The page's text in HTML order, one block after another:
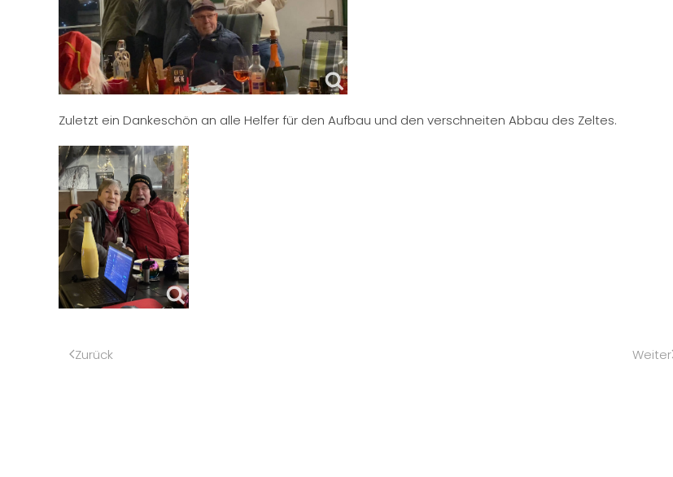
Zuletzt ein Dankeschön an alle Helfer für den Aufbau und den verschneiten Abbau des Zeltes.
Zurück Weiter